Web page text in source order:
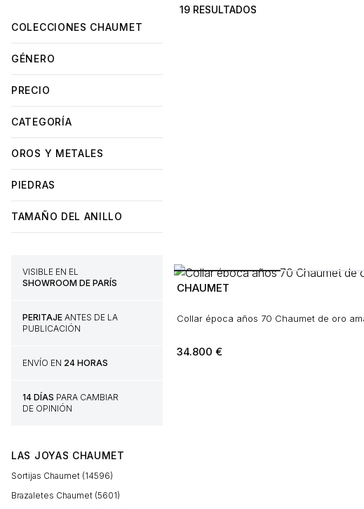
19 RESULTADOS
COLECCIONES CHAUMET
GÉNERO
PRECIO
CATEGORÍA
OROS Y METALES
PIEDRAS
TAMAÑO DEL ANILLO
VISIBLE EN EL
SHOWROOM DE PARÍS
PERITAJE ANTES DE LA
PUBLICACIÓN
ENVÍO EN 24 HORAS
14 DÍAS PARA CAMBIAR
DE OPINIÓN
LAS JOYAS CHAUMET
Sortijas Chaumet (14596)
Brazaletes Chaumet (5601)
CHAUMET
Collar época años 70 Chaumet de oro
34.800 €